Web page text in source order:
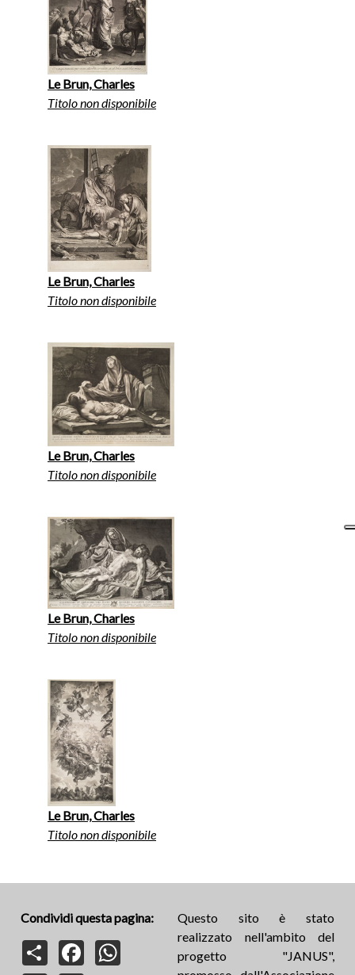
Le Brun, Charles
Titolo non disponibile
Le Brun, Charles
Titolo non disponibile
Le Brun, Charles
Titolo non disponibile
Le Brun, Charles
Titolo non disponibile
Le Brun, Charles
Titolo non disponibile
Condividi questa pagina:
Share
FacebookWhatsApp
Questo sito è stato
realizzato nell'ambito del
progetto "JANUS",